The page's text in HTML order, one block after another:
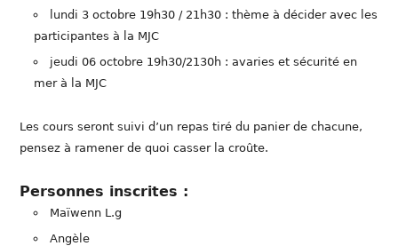
lundi 3 octobre 19h30 / 21h30 : thème à décider avec les
participantes à la MJC
jeudi 06 octobre 19h30/2130h : avaries et sécurité en
mer à la MJC
Les cours seront suivi d’un repas tiré du panier de chacune,
pensez à ramener de quoi casser la croûte.
Personnes inscrites :
Maïwenn L.g
Angèle